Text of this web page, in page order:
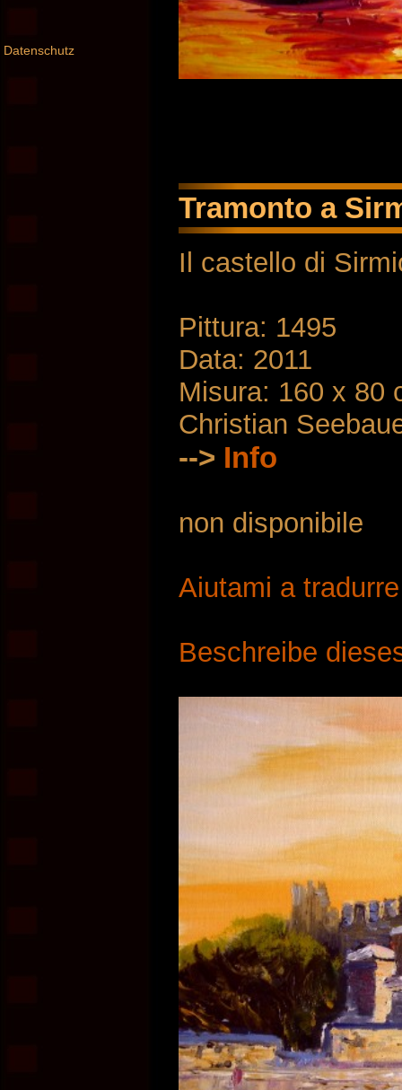
Datenschutz
Tramonto a
Il castello di
Pittura: 1495
Data: 2011
Misura: 160 x 80
Christian
--> Info
non disponibile
Aiutami a
Beschreibe